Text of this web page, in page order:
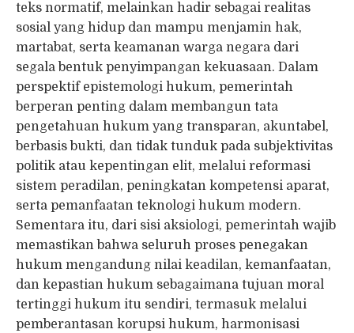
teks normatif, melainkan hadir sebagai realitas
sosial yang hidup dan mampu menjamin hak,
martabat, serta keamanan warga negara dari
segala bentuk penyimpangan kekuasaan. Dalam
perspektif epistemologi hukum, pemerintah
berperan penting dalam membangun tata
pengetahuan hukum yang transparan, akuntabel,
berbasis bukti, dan tidak tunduk pada subjektivitas
politik atau kepentingan elit, melalui reformasi
sistem peradilan, peningkatan kompetensi aparat,
serta pemanfaatan teknologi hukum modern.
Sementara itu, dari sisi aksiologi, pemerintah wajib
memastikan bahwa seluruh proses penegakan
hukum mengandung nilai keadilan, kemanfaatan,
dan kepastian hukum sebagaimana tujuan moral
tertinggi hukum itu sendiri, termasuk melalui
pemberantasan korupsi hukum, harmonisasi